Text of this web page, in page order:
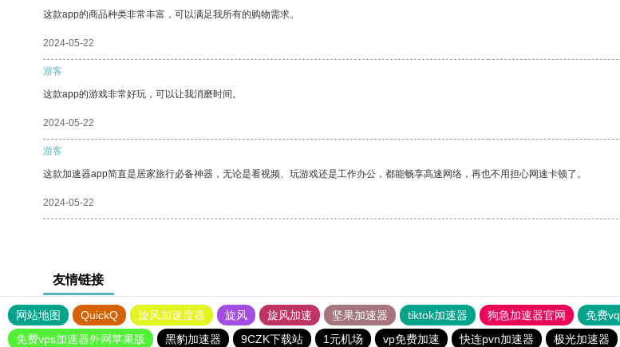
这款app的商品种类非常丰富，可以满足我所有的购物需求。
2024-05-22
游客
这款app的游戏非常好玩，可以让我消磨时间。
2024-05-22
游客
这款加速器app简直是居家旅行必备神器，无论是看视频、玩游戏还是工作办公，都能畅享高速网络，再也不用担心网速卡顿了。
2024-05-22
友情链接
网站地图 QuickQ 旋风加速度器 旋风 旋风加速 坚果加速器 tiktok加速器 狗急加速器官网 免费
免费vps加速器外网苹果版
黑豹加速器 9CZK下载站 1元机场 vp免费加速 快连pvn加速器 极光加速器